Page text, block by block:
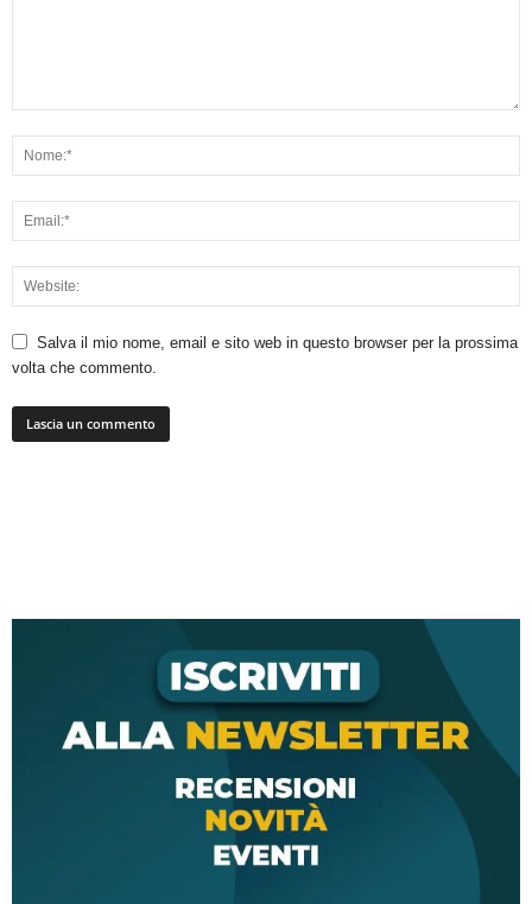
Salva il mio nome, email e sito web in questo browser per la prossima
volta che commento.